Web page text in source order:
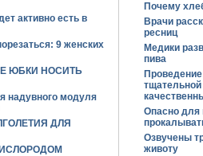
активно есть в
9 женских
ЮБКИ НОСИТЬ
надувного модуля
ДЛЯ
Почему
Врачи
ресниц
Медики
пива
тщательной
Опасно для
Озвучены
животу